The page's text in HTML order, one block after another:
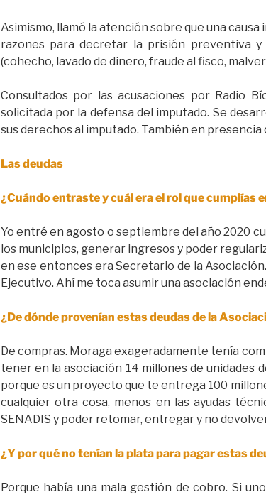
Asimismo, llamó la atención sobre que una
razones para decretar la prisión preventiva
(cohecho, lavado de dinero, fraude al fisco,
Consultados por las acusaciones por Radio
solicitada por la defensa del imputado. Se
sus derechos al imputado. También en
Las deudas
¿Cuándo entraste y cuál era el rol que cumplías
Yo entré en agosto o septiembre del año 2020
los municipios, generar ingresos y poder
en ese entonces era Secretario de la
Ejecutivo. Ahí me toca asumir una asociación
¿De dónde provenían estas deudas de la
De compras. Moraga exageradamente tenía
tener en la asociación 14 millones de unidades
porque es un proyecto que te entrega 100
cualquier otra cosa, menos en las ayudas
SENADIS y poder retomar, entregar y no
¿Y por qué no tenían la plata para pagar estas
Porque había una mala gestión de cobro. Si